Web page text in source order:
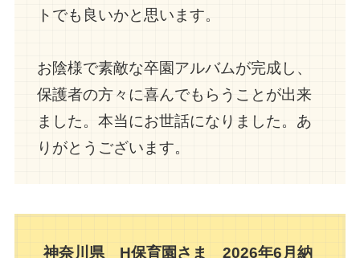
トでも良いかと思います。
お陰様で素敵な卒園アルバムが完成し、
保護者の方々に喜んでもらうことが出来
ました。本当にお世話になりました。あ
りがとうございます。
神奈川県 H保育園さま 2026年6月納